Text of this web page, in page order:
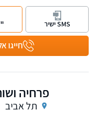
ניהול הון משפחתי
משפטיים ועסקיים
בפירמות המובילות
חייגו
SMS ישיר
פרחיה
תל אביב